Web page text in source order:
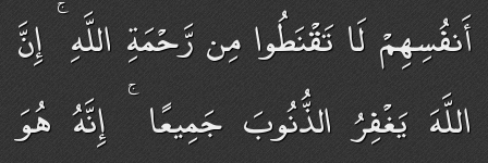
أَنفُسِهِمْ لَا تَقْنَطُوا مِن رَّحْمَةِ اللَّهِ ۚ إِنَّ
اللَّهَ يَغْفِرُ الذُّنُوبَ جَمِيعًا ۚ إِنَّهُ هُوَ